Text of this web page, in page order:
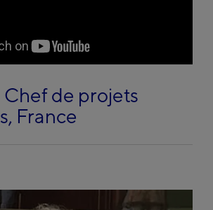
de projets
France